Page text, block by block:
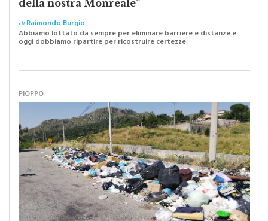
diRaimondo Burgio
Abbiamo lottato da sempre per eliminare barriere e distanze e
oggi dobbiamo ripartire per ricostruire certezze